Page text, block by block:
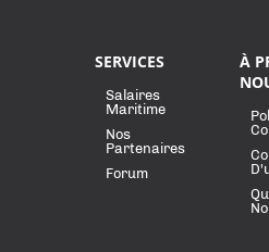
SERVICES
Salaires
Maritime
Nos
Partenaires
Forum
À